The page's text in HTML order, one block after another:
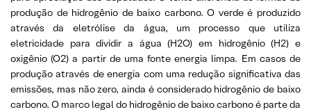
produção de hidrogênio de baixo carbono. O verde é produzido
através da eletrólise da água, um processo que utiliza
eletricidade para dividir a água (H2O) em hidrogênio (H2) e
oxigênio (O2) a partir de uma fonte energia limpa. Em casos de
produção através de energia com uma redução significativa das
emissões, mas não zero, ainda é considerado hidrogênio de baixo
carbono. O marco legal do hidrogênio de baixo carbono é parte da